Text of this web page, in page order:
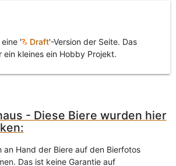
' Draft'-Version der Seite. Das
ein kleines ein Hobby Projekt.
- Diese Biere wurden hier
an Hand der Biere auf den Bierfotos
Das ist keine Garantie auf